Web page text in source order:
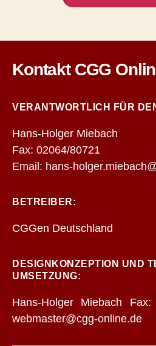
Kontakt CGG
VERANTWORTLICH FÜR
Hans-Holger Miebach
Fax: 02064/80721
Email: hans-
BETREIBER:
CGGen Deutschland
DESIGNKONZEPTION UND
UMSETZUNG:
Hans-Holger Miebach
webmaster@cgg-online.de